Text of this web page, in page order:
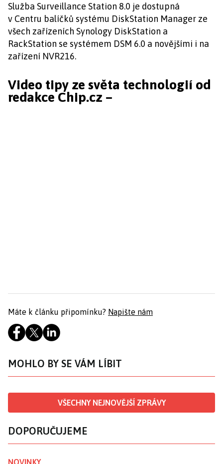
Služba Surveillance Station 8.0 je dostupná
v Centru balíčků systému DiskStation Manager ze
všech zařízeních Synology DiskStation a
RackStation se systémem DSM 6.0 a novějšími i na
zařízení NVR216.
Video tipy ze světa technologií od
redakce Chip.cz –
Máte k článku připomínku? Napište nám
MOHLO BY SE VÁM LÍBIT
VŠECHNY NEJNOVĚJŠÍ ZPRÁVY
DOPORUČUJEME
NOVINKY